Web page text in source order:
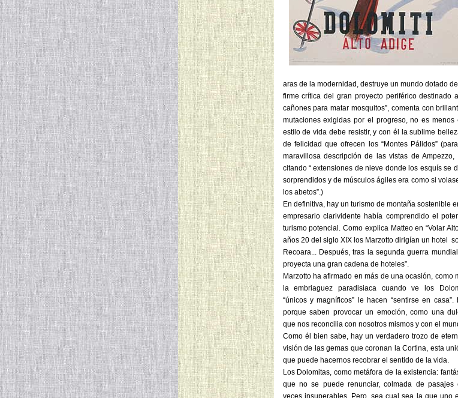
aras de la modernidad, destruye un mundo dotado
firme crítica del gran proyecto periférico destinado
cañones para matar mosquitos”, comenta con
mutaciones exigidas por el progreso, no es
estilo de vida debe resistir, y con él la sublime
de felicidad que ofrecen los “Montes Pálidos”
maravillosa descripción de las vistas de
citando “ extensiones de nieve donde los esquís se
sorprendidos y de músculos ágiles era como si
los abetos”.)
En definitiva, hay un turismo de montaña sostenible
empresario clarividente había comprendido el
turismo potencial. Como explica Matteo en “Volar
años 20 del siglo XIX los Marzotto dirigían un hotel
Recoara... Después, tras la segunda guerra
proyecta una gran cadena de hoteles”.
Marzotto ha afirmado en más de una ocasión, como
la embriaguez paradisiaca cuando ve los
“únicos y magníficos” le hacen “sentirse en casa”.
porque saben provocar un emoción, como una
que nos reconcilia con nosotros mismos y con el
Como él bien sabe, hay un verdadero trozo de
visión de las gemas que coronan la Cortina, esta
que puede hacernos recobrar el sentido de la vida.
Los Dolomitas, como metáfora de la existencia:
que no se puede renunciar, colmada de pasajes
veces insuperables. Pero, sea cual sea la que uno